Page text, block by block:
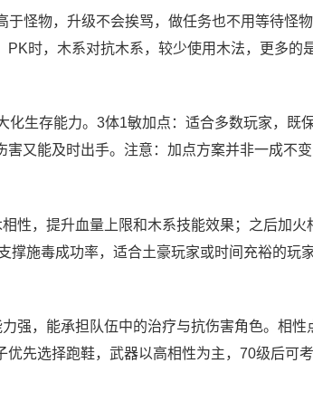
怪物，升级不会挨骂，做任务也不用等待怪
时，木系对抗木系，较少使用木法，更多的
生存能力。3体1敏加点：适合多数玩家，既
又能及时出手。注意：加点方案并非一成不
性，提升血量上限和木系技能效果；之后加火
施毒成功率，适合土豪玩家或时间充裕的玩家
强，能承担队伍中的治疗与抗伤害角色。相性
先选择跑鞋，武器以高相性为主，70级后可